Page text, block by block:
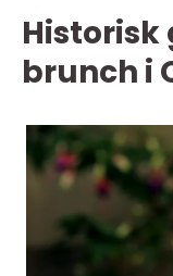
brunch i